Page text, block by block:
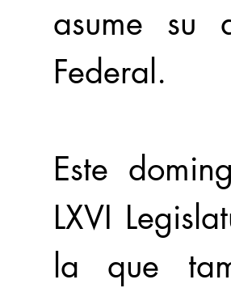
asume su
Federal.
Este
LXVI
la que